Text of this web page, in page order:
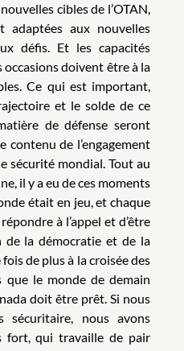
cibles de l’OTAN,
aux nouvelles
défis. Et les capacités
occasions doivent être à la
Ce qui est important,
et le solde de ce
de défense seront
contenu de l’engagement
sécurité mondial. Tout au
il y a eu de ces moments
était en jeu, et chaque
à l’appel et d’être
de la démocratie et de la
de plus à la croisée des
que le monde de demain
doit être prêt. Si nous
sécuritaire, nous avons
fort, qui travaille de pair